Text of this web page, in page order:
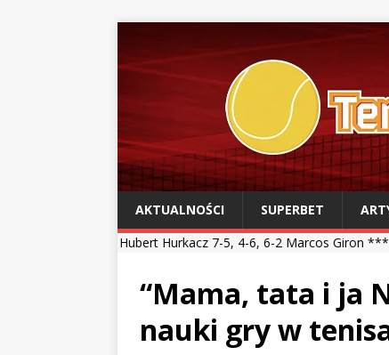
AKTUALNOŚCI SUPERBET
Hubert Hurkacz 7-5, 4-6, 6-2 Marcos Giron *** Kamil Majchrzak
“Mama, tata i ja
nauki gry w tenisa